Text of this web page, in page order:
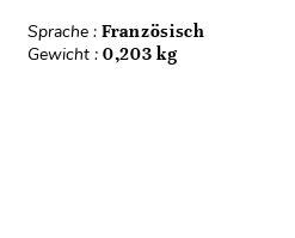
Sprache : Französisch
Gewicht : 0,203 kg